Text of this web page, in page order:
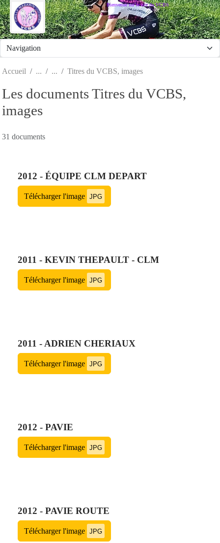
Bienvenue sur le site du VCBS
Accueil Titres du VCBS, images
Les documents Titres du VCBS,
images
31 documents
2012 - ÉQUIPE CLM DEPART
Télécharger l'image JPG
2011 - KEVIN THEPAULT - CLM
Télécharger l'image JPG
2011 - ADRIEN CHERIAUX
Télécharger l'image JPG
2012 - PAVIE
Télécharger l'image JPG
2012 - PAVIE ROUTE
Télécharger l'image JPG
Panneau de gestion des cookies